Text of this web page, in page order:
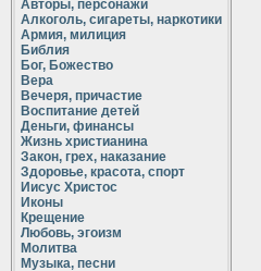
Авторы, персонажи
Алкоголь, сигареты, наркотики
Армия, милиция
Библия
Бог, Божество
Вера
Вечеря, причастие
Воспитание детей
Деньги, финансы
Жизнь христианина
Закон, грех, наказание
Здоровье, красота, спорт
Иисус Христос
Иконы
Крещение
Любовь, эгоизм
Молитва
Музыка, песни